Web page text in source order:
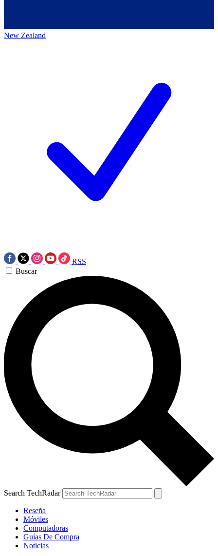
New Zealand
RSS
Buscar
Search TechRadar
Reseña
Móviles
Computadoras
Guías De Compra
Noticias